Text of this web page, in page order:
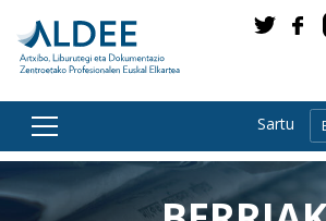
Zuzenean edukira joan
Sartu